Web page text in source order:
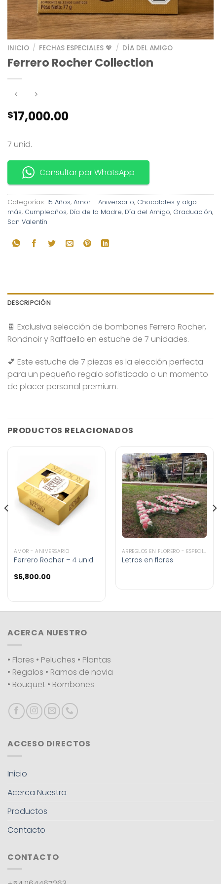
INICIO / FECHAS ESPECIALES 💖 / DÍA DEL AMIGO
Ferrero Rocher Collection
$17,000.00
7 unid.
Consultar por WhatsApp
Categorías: 15 Años, Amor - Aniversario, Chocolates y algo
más, Cumpleaños, Día de la Madre, Día del Amigo, Graduación,
San Valentín
DESCRIPCIÓN
🍫 Exclusiva selección de bombones Ferrero Rocher,
Rondnoir y Raffaello en estuche de 7 unidades.
💕 Este estuche de 7 piezas es la elección perfecta
para un pequeño regalo sofisticado o un momento
de placer personal premium.
PRODUCTOS RELACIONADOS
AMOR - ANIVERSARIO
Ferrero Rocher – 4 unid.
$6,800.00
ARREGLOS EN FLORERO - ESPECIALES
Letras en flores
ACERCA NUESTRO
• Flores • Peluches • Plantas
• Regalos • Ramos de novia
• Bouquet • Bombones
ACCESO DIRECTOS
Inicio
Acerca Nuestro
Productos
Contacto
CONTACTO